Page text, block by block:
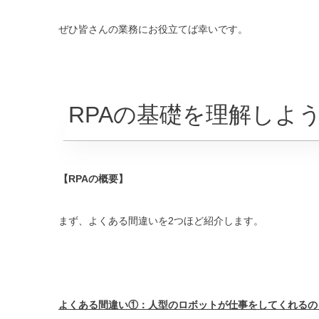
ぜひ皆さんの業務にお役立てば幸いです。
RPAの基礎を理解しよ
【RPAの概要】
まず、よくある間違いを2つほど紹介します。
よくある間違い①：人型のロボットが仕事をしてくれる